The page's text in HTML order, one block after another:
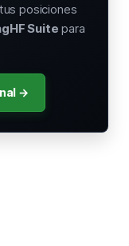
posiciones
Suite para
→